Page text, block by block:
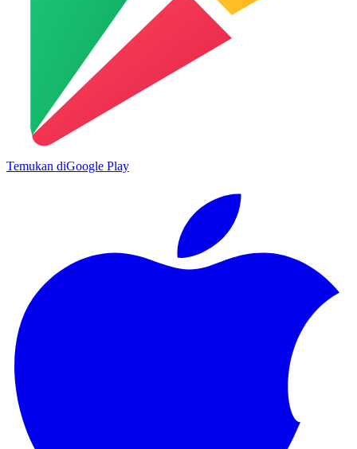
Temukan diGoogle Play